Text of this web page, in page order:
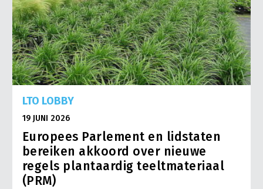
LTO LOBBY
19 JUNI 2026
Europees Parlement en lidstaten
bereiken akkoord over nieuwe
regels plantaardig teeltmateriaal
(PRM)